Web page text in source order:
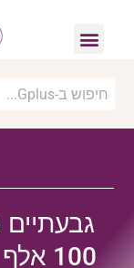
100 אלף תושבים עד שנת 2040